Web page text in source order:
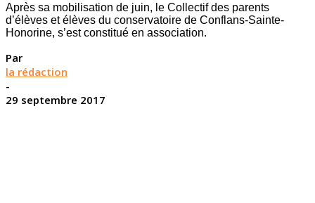
Après sa mobilisation de juin, le Collectif des parents
d’élèves et élèves du conservatoire de Conflans-Sainte-
Honorine, s’est constitué en association.
Par
la rédaction
-
29 septembre 2017